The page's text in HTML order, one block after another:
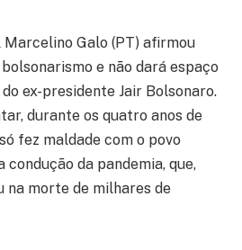
Galo (PT) afirmou
e não dará espaço
ex-presidente Jair Bolsonaro.
durante os quatro anos de
fez maldade com o povo
condução da pandemia, que,
na morte de milhares de